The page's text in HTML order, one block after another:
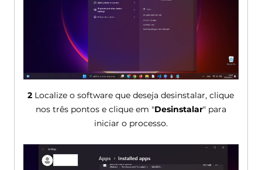
2 Localize o software que deseja desinstalar, clique
nos três pontos e clique em "Desinstalar" para
iniciar o processo.